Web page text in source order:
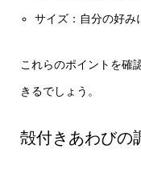
サイズ：自分の好み
これらのポイントを確
きるでしょう。
殻付きあわびの